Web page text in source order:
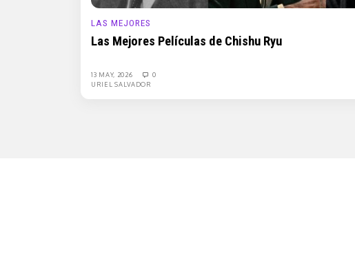
LAS MEJORES
Las Mejores Películas de Chishu Ryu
13 MAY, 2026
0
URIEL SALVADOR